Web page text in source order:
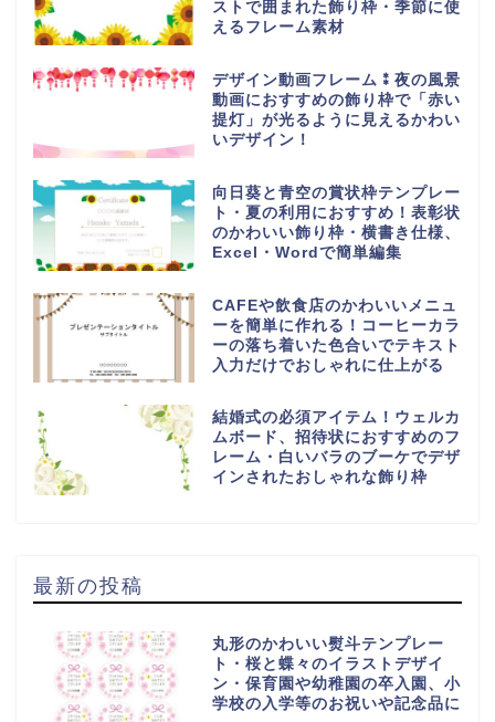
ストで囲まれた飾り枠・季節に使
えるフレーム素材
デザイン動画フレーム⁑夜の風景
動画におすすめの飾り枠で「赤い
提灯」が光るように見えるかわい
いデザイン！
向日葵と青空の賞状枠テンプレー
ト・夏の利用におすすめ！表彰状
のかわいい飾り枠・横書き仕様、
Excel・Wordで簡単編集
CAFEや飲食店のかわいいメニュ
ーを簡単に作れる！コーヒーカラ
ーの落ち着いた色合いでテキスト
入力だけでおしゃれに仕上がる
結婚式の必須アイテム！ウェルカ
ムボード、招待状におすすめのフ
レーム・白いバラのブーケでデザ
インされたおしゃれな飾り枠
最新の投稿
丸形のかわいい熨斗テンプレー
ト・桜と蝶々のイラストデザイ
ン・保育園や幼稚園の卒入園、小
学校の入学等のお祝いや記念品に